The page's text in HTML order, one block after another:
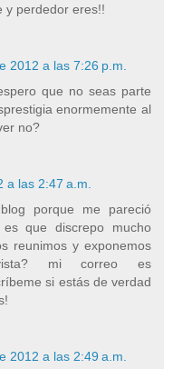
y perdedor eres!!
2012 a las 7:26 p.m.
que no seas parte
enormemente al
no?
a las 2:47 a.m.
porque me pareció
que discrepo mucho
reunimos y exponemos
mi correo es
si estás de verdad
2012 a las 2:49 a.m.